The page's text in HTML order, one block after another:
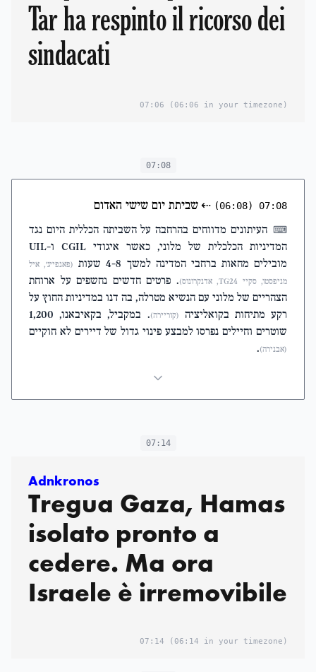
Tar ha respinto il ricorso dei
sindacati
07:06 (06:06 in your timezone)
07:08
07:08
(06:08)
⇠שביתת יום שישי האדום
⌨ העיתונים מדווחים בהרחבה על השביתה הכללית היום נגד
המדיניות הכלכלית של מלוני, כאשר איגודי CGIL ו-UIL
מובילים מחאות ברחבי המדינה למשך 4-8 שעות
(פאנפייג', איל
מניפסטו, סקיי TG24, אדנקרונוס)
. פרטים חדשים נחשפים על ארוחת
הצהריים של מלוני עם הנשיא מטרלה, בה דנו במדיניות החוץ על
רקע מתיחות בקואליציה (קוריירה)
. במקביל, בקאיבאנו, 1,200
שוטרים וחיילים נפרסו למבצע פינוי גדול של דיירים לא חוקיים
(אבנירה).
07:14
Adnkronos
Tregua Gaza, Hamas
isolato pronto a
cedere. Ma ora
Israele è irremovibile
07:14 (06:14 in your timezone)